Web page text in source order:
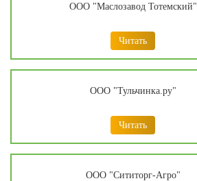
ООО "Маслозавод Тотемский"
Читать
ООО "Тульчинка.ру"
Читать
ООО "Сититорг-Агро"